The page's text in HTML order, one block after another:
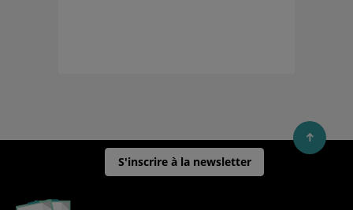
S'inscrire à la newsletter